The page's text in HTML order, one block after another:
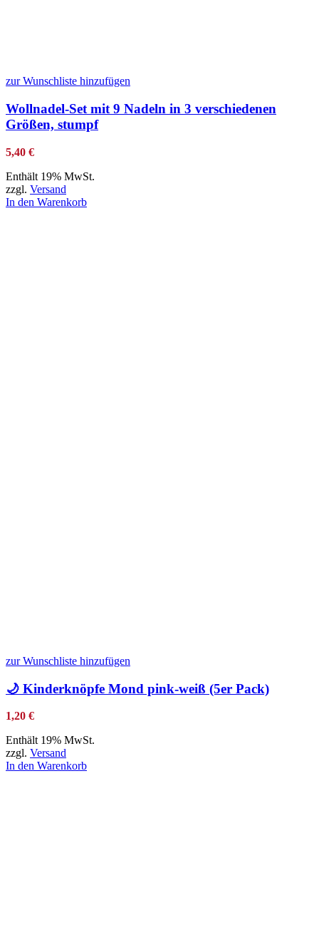
zur Wunschliste hinzufügen
Wollnadel-Set mit 9 Nadeln in 3 verschiedenen
Größen, stumpf
5,40 €
Enthält 19% MwSt.
zzgl. Versand
In den Warenkorb
zur Wunschliste hinzufügen
🌙 Kinderknöpfe Mond pink-weiß (5er Pack)
1,20 €
Enthält 19% MwSt.
zzgl. Versand
In den Warenkorb